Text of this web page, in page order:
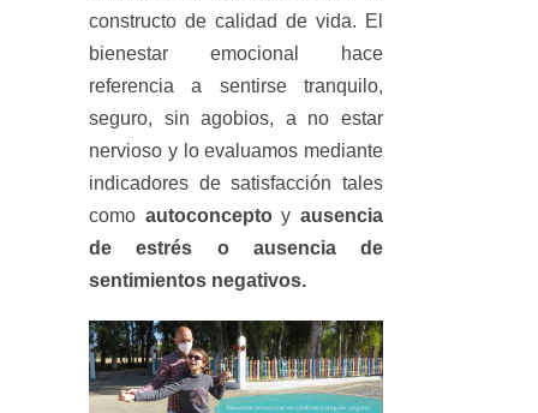
constructo de calidad de vida. El
bienestar emocional hace
referencia a sentirse tranquilo,
seguro, sin agobios, a no estar
nervioso y lo evaluamos mediante
indicadores de satisfacción tales
como autoconceptoyausencia
de estrés o ausencia de
sentimientos negativos.